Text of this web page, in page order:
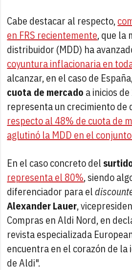
Cabe destacar al respecto,
en FRS recientemente, que la
distribuidor (MDD) ha
coyuntura inflacionaria en
alcanzar, en el caso de
cuota de mercado a inicios
representa un crecimiento de
respecto al 48% de cuota de
aglutinó la MDD en el
En el caso concreto del
representa el 80%, siendo
diferenciador para el
Alexander Lauer,
Compras en Aldi Nord, en
revista especializada
encuentra en el corazón de
de Aldi".